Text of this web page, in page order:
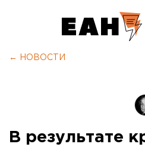
← НОВОСТИ
В результате